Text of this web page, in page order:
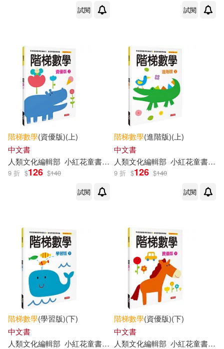
沃野學前教育研發中心（編）(3)
王小英(3)
[韓]金世永 編著(2)
丁保榮(2) 丁保榮（編著）(2)
上海元遠教育(2) 何秋光(2)
北京聰明寶貝少兒圖書工作室(2)
張琪(2) 張霞（主編）(2)
李唐文化工作室(2)
林淑英主編(2) 核心文化(2)
吉林人民出版社(2)
同濟大學出版社(2)
天津大學出版社(2)
天津楊柳青畫社(2)
核心文化(2)
浙江教育出版社(2)
上海社會科學院出版社(1)
中國水利水電出版社(1)
試閱
試閱
階梯數學(資優版)(上)
中文書
人類文化編輯部 小紅花童書工作室
9 折 $126 $140
試閱
階梯數學(進階版)(上)
中文書
人類文化編輯部 小紅花童書工作室
9 折 $126 $140
試閱
階梯數學(學習版)(下)
中文書
人類文化編輯部 小紅花童書工作室
階梯數學(資優版)(下)
中文書
人類文化編輯部 小紅花童書工作室